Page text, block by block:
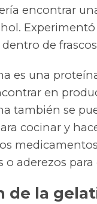
encontrar
de
es una
en
también se
cocinar y
o aderezos para
de la